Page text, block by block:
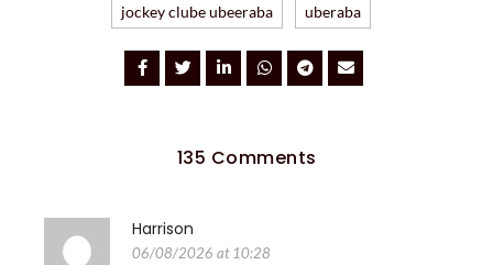
jockey clube ubeeraba
uberaba
135 Comments
Harrison
06/08/2026 at 10:28